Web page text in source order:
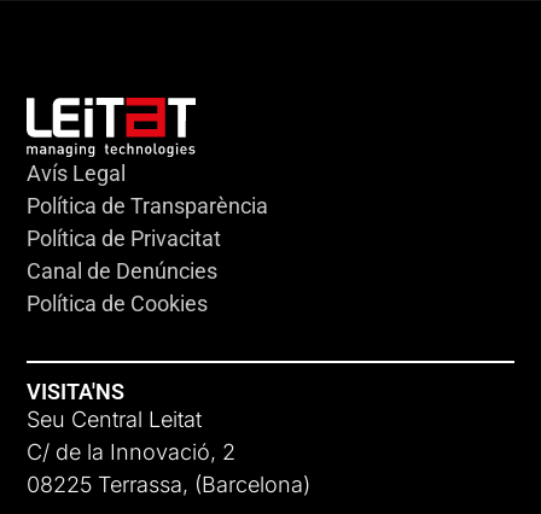
Avís Legal
Política de Transparència
Política de Privacitat
Canal de Denúncies
Política de Cookies
VISITA'NS
Seu Central Leitat
C/ de la Innovació, 2
08225 Terrassa, (Barcelona)